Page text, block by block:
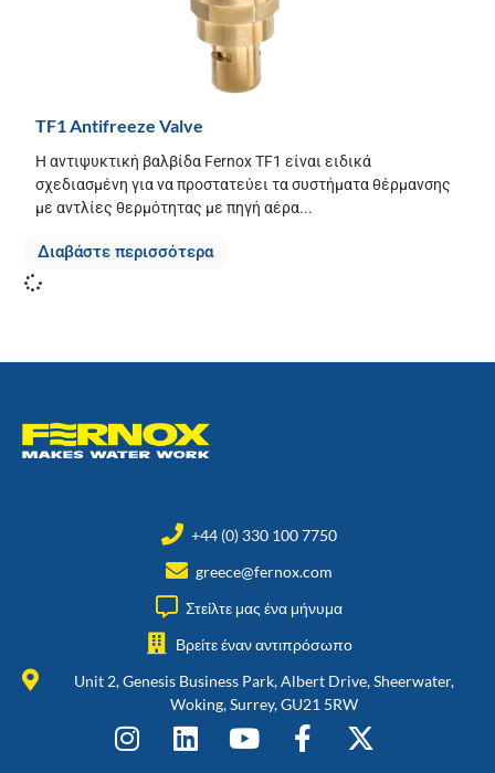
TF1 Antifreeze Valve
Η αντιψυκτική βαλβίδα Fernox TF1 είναι ειδικά
σχεδιασμένη για να προστατεύει τα συστήματα θέρμανσης
με αντλίες θερμότητας με πηγή αέρα...
Διαβάστε περισσότερα
+44 (0) 330 100 7750
greece@fernox.com
Στείλτε μας ένα μήνυμα
Βρείτε έναν αντιπρόσωπο
Unit 2, Genesis Business Park, Albert Drive, Sheerwater,
Woking, Surrey, GU21 5RW